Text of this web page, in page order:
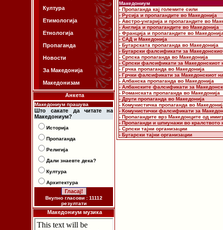
Култура
Етимологија
Етнологија
Пропаганда
Новости
За Македонија
Македонизам
Анкета
Македониум прашува
Што сакате да читате на
Македониум?
Историја
Пропаганда
Религија
Дали знаевте дека?
Култура
Архитектура
Вкупно гласови : 11112
резултати
Македониум музика
Македониум
- Пропаганда кај големите сили
- Русија и пропагандите во Македонија
- Австро-унгарија и пропагандите во
- Англија и пропагандите во Македонија
- Франција и пропагандите во
- САД и Македонија
- Бугарската пропаганда во Македонија
- Бугарски фалсификати за
- Српска пропаганда во Македонија
- Српски фалсификати за Македонскиот
- Грчка пропаганда во Македонија
- Грчки фалсификати за Македонскиот
- Албанска пропаганда во Македонија
- Албанските фалсификати за
- Романската пропаганда во Македонија
- Други пропаганда во Македонија
- Комунистичка пропаганда во
- Комунистички фалсификати за
- Пропагандите врз Македонците од
- Пропаганди и шпиунажи во кралството
- Српски тајни организации
- Бугарски тајни организации